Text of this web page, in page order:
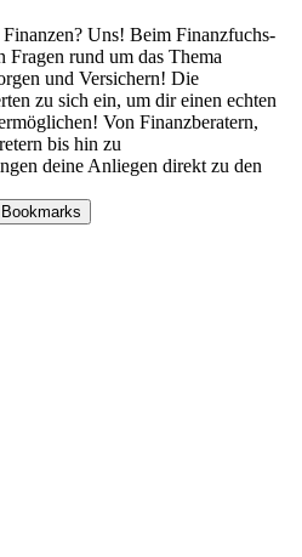
Uns! Beim Finanzfuchs-
rund um das Thema
und Versichern! Die
zu sich ein, um dir einen echten
Von Finanzberatern,
bis hin zu
deine Anliegen direkt zu den
Bookmarks